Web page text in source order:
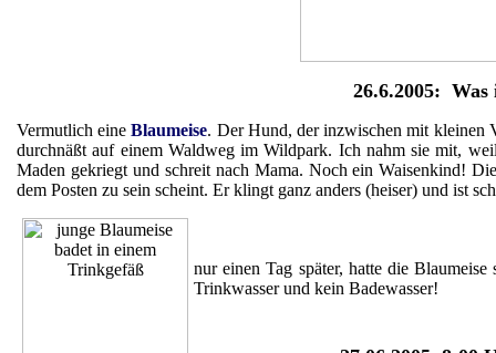
26.6.2005:
Vermutlich eineBlaumeise. Der Hund, der inzwischen mit kleinen
durchnäßt auf einem Waldweg im Wildpark. Ich nahm sie mit,
Maden gekriegt und schreit nach Mama. Noch ein Waisenkind!
dem Posten zu sein scheint. Er klingt ganz anders (heiser) und ist
nur einen Tag später, hatte die
Trinkwasser und kein Badewasser!